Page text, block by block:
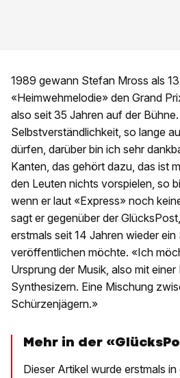
1989 gewann Stefan Mross als
«Heimwehmelodie» den Grand
also seit 35 Jahren auf der
Selbstverständlichkeit, so lange
dürfen, darüber bin ich sehr
Kanten, das gehört dazu, das ist
den Leuten nichts vorspielen, so
wenn er laut «Express» noch
sagt er gegenüber der
erstmals seit 14 Jahren wieder
veröffentlichen möchte. «Ich
Ursprung der Musik, also mit
Synthesizern. Eine Mischung
Schürzenjägern.»
Mehr in der
Dieser Artikel wurde erstmals